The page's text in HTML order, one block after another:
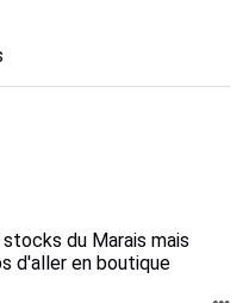
du Marais mais
d'aller en boutique